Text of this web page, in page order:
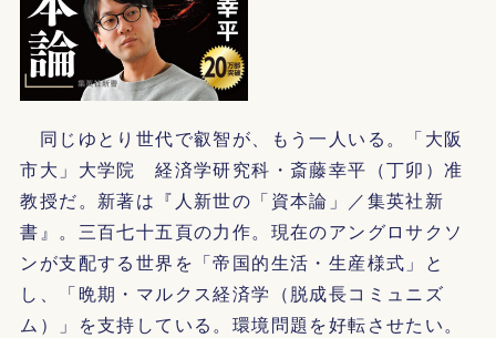
同じゆとり世代で叡智が、もう一人いる。「大阪
市大」大学院 経済学研究科・斎藤幸平（丁卯）准
教授だ。新著は『人新世の「資本論」／集英社新
書』。三百七十五頁の力作。現在のアングロサクソ
ンが支配する世界を「帝国的生活・生産様式」と
し、「晩期・マルクス経済学（脱成長コミュニズ
ム）」を支持している。環境問題を好転させたい。